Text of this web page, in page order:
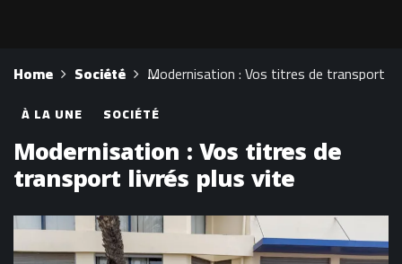
Home Société Modernisation : Vos titres de transport
À LA UNE SOCIÉTÉ
Modernisation : Vos titres de
transport livrés plus vite